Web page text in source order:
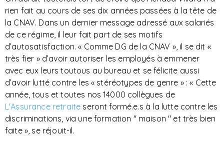
rien fait au cours de ses dix années passées à la tête de
la CNAV. Dans un dernier message adressé aux salariés
de ce régime, il leur fait part de ses motifs
d’autosatisfaction. « Comme DG de la CNAV », il se dit «
très fier » d’avoir autoriser les employés à emmener
avec eux leurs toutous au bureau et se félicite aussi
d’avoir lutté contre les « stéréotypes de genre » : « Cette
année, tous et toutes nos 14000 collègues de
L'Assurance retraite seront formé.e.s à la lutte contre les
discriminations, via une formation " maison " et très bien
faite », se réjouit-il.